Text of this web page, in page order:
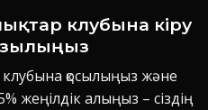
клубына кіру
қосылыңыз және
жеңілдік алыңыз – сіздің